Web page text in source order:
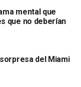
mental que
que no deberían
del Miami